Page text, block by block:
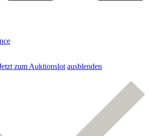
zum Auktionslot ausblenden